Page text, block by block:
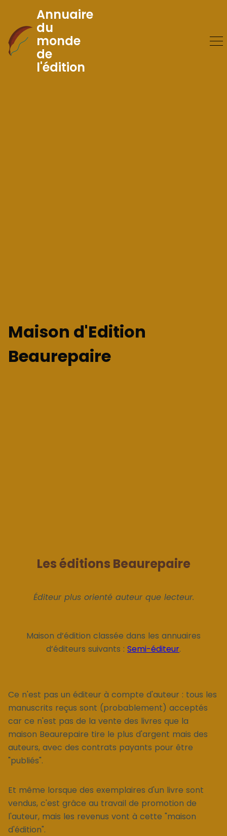
Skip
to
Content
Annuaire
du
monde
de
l'édition
Maison d'Edition
Beaurepaire
Les éditions Beaurepaire
Éditeur plus orienté auteur que lecteur.
Maison d’édition classée dans les annuaires
d’éditeurs suivants : Semi-éditeur.
Ce n'est pas un éditeur à compte d'auteur : tous les
manuscrits reçus sont (probablement) acceptés
car ce n'est pas de la vente des livres que la
maison Beaurepaire tire le plus d'argent mais des
auteurs, avec des contrats payants pour être
"publiés".
Et même lorsque des exemplaires d'un livre sont
vendus, c'est grâce au travail de promotion de
l'auteur, mais les revenus vont à cette "maison
d'édition".